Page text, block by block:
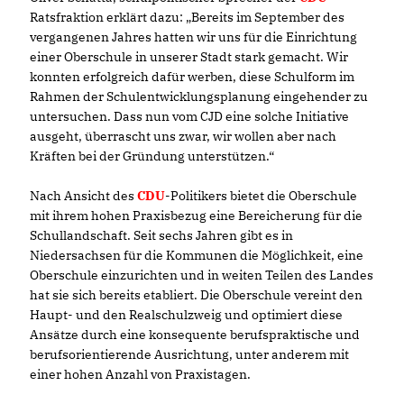
Ratsfraktion erklärt dazu: „Bereits im September des
vergangenen Jahres hatten wir uns für die Einrichtung
einer Oberschule in unserer Stadt stark gemacht. Wir
konnten erfolgreich dafür werben, diese Schulform im
Rahmen der Schulentwicklungsplanung eingehender zu
untersuchen. Dass nun vom CJD eine solche Initiative
ausgeht, überrascht uns zwar, wir wollen aber nach
Kräften bei der Gründung unterstützen.“
Nach Ansicht des CDU-Politikers bietet die Oberschule
mit ihrem hohen Praxisbezug eine Bereicherung für die
Schullandschaft. Seit sechs Jahren gibt es in
Niedersachsen für die Kommunen die Möglichkeit, eine
Oberschule einzurichten und in weiten Teilen des Landes
hat sie sich bereits etabliert. Die Oberschule vereint den
Haupt- und den Realschulzweig und optimiert diese
Ansätze durch eine konsequente berufspraktische und
berufsorientierende Ausrichtung, unter anderem mit
einer hohen Anzahl von Praxistagen.